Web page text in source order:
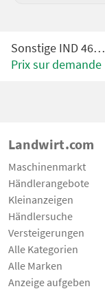
Sonstige IND 465-B60
Prix sur demande
Landwirt.com
Maschinenmarkt
Händlerangebote
Kleinanzeigen
Händlersuche
Versteigerungen
Alle Kategorien
Alle Marken
Anzeige aufgeben